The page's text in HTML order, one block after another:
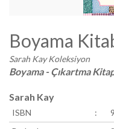
Boyama
Sarah Kay Koleksiyon
Boyama - Çıkartma
Sarah Kay
ISBN :